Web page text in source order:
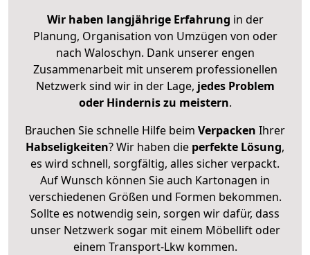
Wir haben langjährige Erfahrung in der
Planung, Organisation von Umzügen von oder
nach Waloschyn. Dank unserer engen
Zusammenarbeit mit unserem professionellen
Netzwerk sind wir in der Lage, jedes Problem
oder Hindernis zu meistern.
Brauchen Sie schnelle Hilfe beim Verpacken Ihrer
Habseligkeiten? Wir haben die perfekte Lösung,
es wird schnell, sorgfältig, alles sicher verpackt.
Auf Wunsch können Sie auch Kartonagen in
verschiedenen Größen und Formen bekommen.
Sollte es notwendig sein, sorgen wir dafür, dass
unser Netzwerk sogar mit einem Möbellift oder
einem Transport-Lkw kommen.